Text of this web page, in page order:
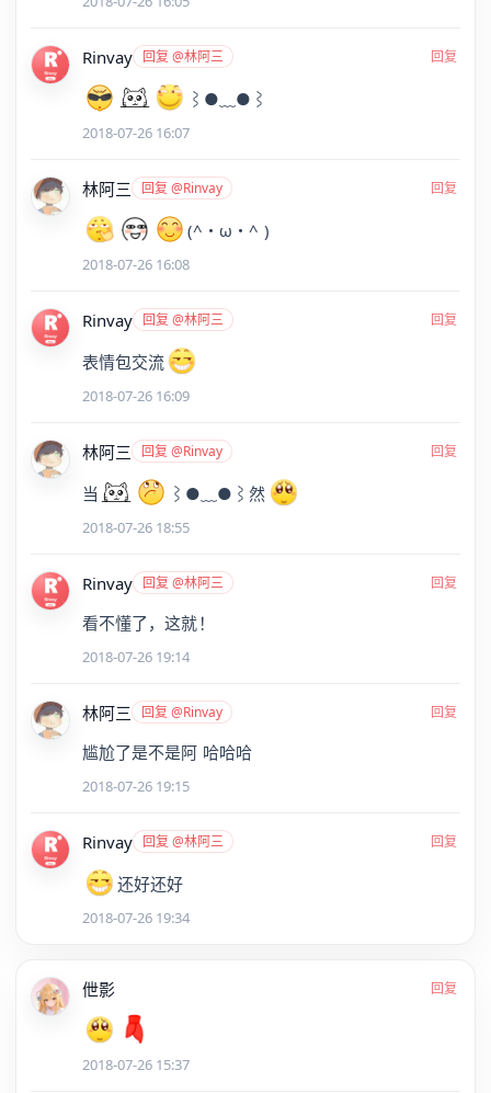
Rinvay 回复 @林阿三 回复
⌇●﹏●⌇
2018-07-26 16:07
林阿三 回复 @Rinvay 回复
(^・ω・^ )
2018-07-26 16:08
Rinvay 回复 @林阿三 回复
表情包交流
2018-07-26 16:09
林阿三 回复 @Rinvay 回复
当 ⌇●﹏●⌇然
2018-07-26 18:55
Rinvay 回复 @林阿三 回复
看不懂了，这就！
2018-07-26 19:14
林阿三 回复 @Rinvay 回复
尴尬了是不是阿 哈哈哈
2018-07-26 19:15
Rinvay 回复 @林阿三 回复
还好还好
2018-07-26 19:34
伳影 回复
2018-07-26 15:37